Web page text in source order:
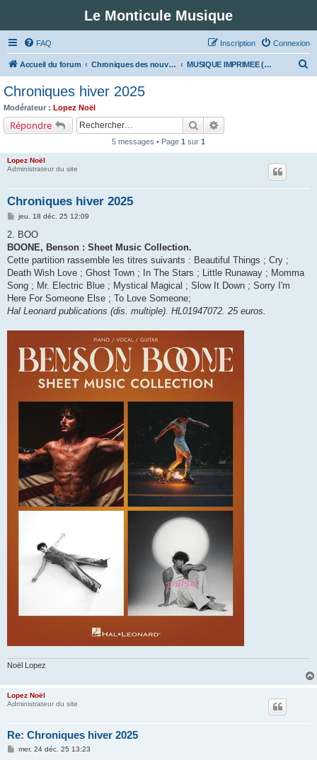
Le Monticule Musique
FAQ Connexion
Inscription
Accueil du forum Chroniques des nouveautés musicales : Pour voir les visuels des notices vous devez vous enregistrer. MUSIQUE IMPRIMEE (Classe 2 - Rock et variétés)
Chroniques hiver 2025
Modérateur : Lopez Noël
Répondre Rechercher
5 messages • Page 1 sur 1
Lopez Noël
Administrateur du site
Chroniques hiver 2025
M
s
a
g
jeu. 18 déc. 25 12:09
2. BOO
BOONE, Benson : Sheet Music Collection.
Cette partition rassemble les titres suivants : Beautiful Things ; Cry ;
Death Wish Love ; Ghost Town ; In The Stars ; Little Runaway ; Momma
Song ; Mr. Electric Blue ; Mystical Magical ; Slow It Down ; Sorry I'm
Here For Someone Else ; To Love Someone;
Hal Leonard publications (dis. multiple). HL01947072. 25 euros.
Noël Lopez
Lopez Noël
Administrateur du site
Re: Chroniques hiver 2025
Mmer. 24 déc. 25 13:23